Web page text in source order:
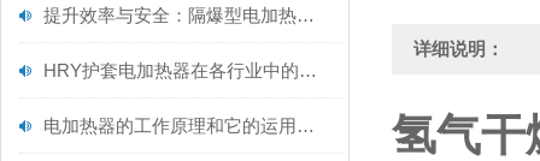
提升效率与安全：隔爆型电加热器保养全攻略
HRY护套电加热器在各行业中的作用如下
电加热器的工作原理和它的运用范围
详细说明：
氢气干